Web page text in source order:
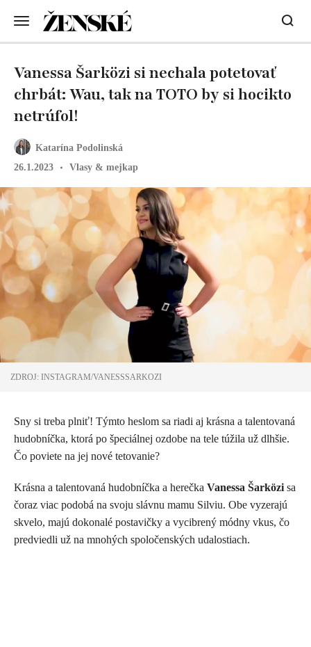
Katarína Podolinská
26.1.2023
Vlasy & mejkap
Vanessa Šarközi si nechala potetovať
chrbát: Wau, tak na TOTO by si hocikto
netrúfol!
ZDROJ: INSTAGRAM/VANESSSARKOZI
Sny si treba plniť! Týmto heslom sa riadi aj krásna a talentovaná
hudobníčka, ktorá po špeciálnej ozdobe na tele túžila už dlhšie.
Čo poviete na jej nové tetovanie?
Krásna a talentovaná hudobníčka a herečka Vanessa Šarközi sa
čoraz viac podobá na svoju slávnu mamu Silviu. Obe vyzerajú
skvelo, majú dokonalé postavičky a vycibrený módny vkus, čo
predviedli už na mnohých spoločenských udalostiach.